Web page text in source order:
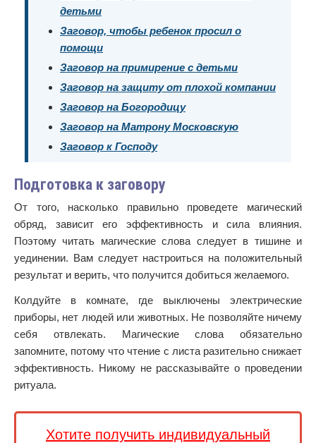
детьми
Заговор, чтобы ребенок просил о
помощи
Заговор на примирение с детьми
Заговор на защиту от плохой компании
Заговор на Богородицу
Заговор на Матрону Московскую
Заговор к Господу
Подготовка к заговору
От того, насколько правильно проведете магический
обряд, зависит его эффективность и сила влияния.
Поэтому читать магические слова следует в тишине и
уединении. Вам следует настроиться на положительный
результат и верить, что получится добиться желаемого.
Колдуйте в комнате, где выключены электрические
приборы, нет людей или животных. Не позволяйте ничему
себя отвлекать. Магические слова обязательно
запомните, потому что чтение с листа разительно снижает
эффективность. Никому не рассказывайте о проведении
ритуала.
Хотите получить индивидуальный